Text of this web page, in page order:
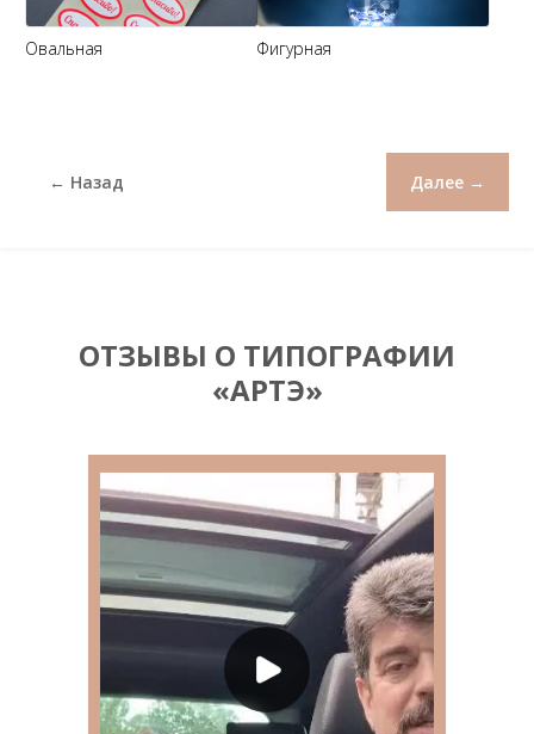
Овальная Фигурная
← Назад Далее →
ОТЗЫВЫ О ТИПОГРАФИИ
«АРТЭ»